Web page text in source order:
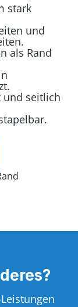
stark
und
als Rand
und seitlich